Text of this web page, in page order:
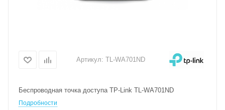
Артикул: TL-WA701ND
Беспроводная точка доступа TP-Link TL-WA701ND
Подробности